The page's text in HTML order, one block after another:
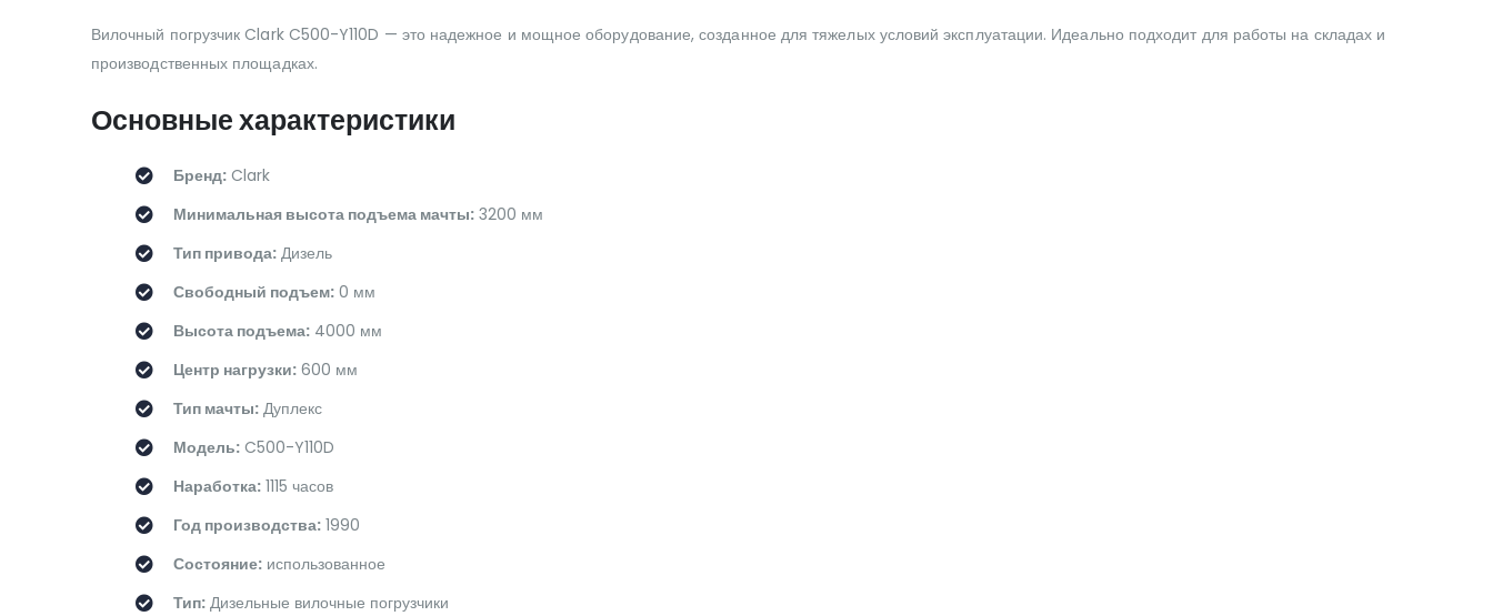
Вилочный погрузчик Clark C500-Y110D — это надежное и мощное оборудование, созданное для тяжелых условий эксплуатации. Идеально подходит для работы на складах и
производственных площадках.
Основные характеристики
Бренд: Clark
Минимальная высота подъема мачты: 3200 мм
Тип привода: Дизель
Свободный подъем: 0 мм
Высота подъема: 4000 мм
Центр нагрузки: 600 мм
Тип мачты: Дуплекс
Модель: C500-Y110D
Наработка: 1115 часов
Год производства: 1990
Состояние: использованное
Тип: Дизельные вилочные погрузчики